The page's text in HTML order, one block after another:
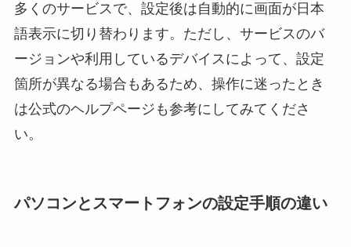
多くのサービスで、設定後は自動的に画面が日本
語表示に切り替わります。ただし、サービスのバ
ージョンや利用しているデバイスによって、設定
箇所が異なる場合もあるため、操作に迷ったとき
は公式のヘルプページも参考にしてみてくださ
い。
パソコンとスマートフォンの設定手順の違い